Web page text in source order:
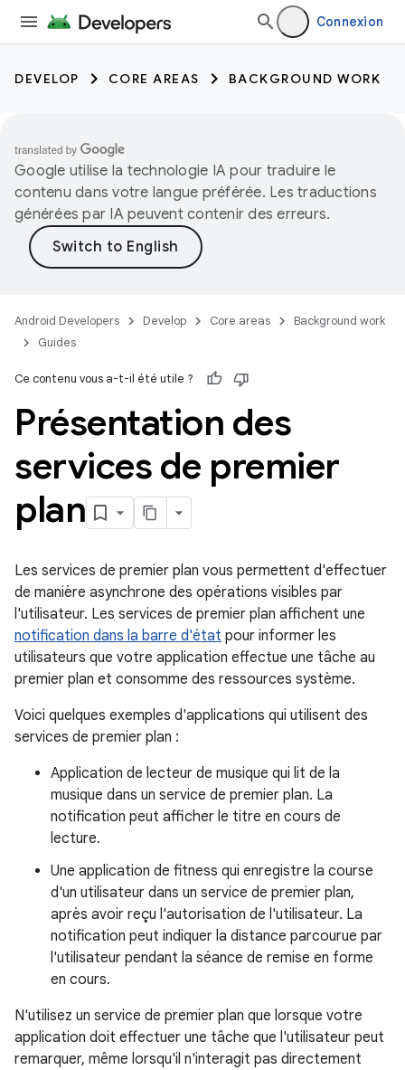
Connexion
DEVELOP CORE AREAS BACKGROUND WORK
Google utilise la technologie IA pour traduire le
contenu dans votre langue préférée. Les traductions
générées par IA peuvent contenir des erreurs.
Android Developers Develop Core areas
Background work
Guides
Ce contenu vous a-t-il été utile ?
Présentation des
services de premier
plan
Les services de premier plan vous permettent d'effectuer
de manière asynchrone des opérations visibles par
l'utilisateur. Les services de premier plan affichent une
notification dans la barre d'état pour informer les
utilisateurs que votre application effectue une tâche au
premier plan et consomme des ressources système.
Voici quelques exemples d'applications qui utilisent des
services de premier plan :
Application de lecteur de musique qui lit de la
musique dans un service de premier plan. La
notification peut afficher le titre en cours de
lecture.
Une application de fitness qui enregistre la course
d'un utilisateur dans un service de premier plan,
après avoir reçu l'autorisation de l'utilisateur. La
notification peut indiquer la distance parcourue par
l'utilisateur pendant la séance de remise en forme
en cours.
N'utilisez un service de premier plan que lorsque votre
application doit effectuer une tâche que l'utilisateur peut
remarquer, même lorsqu'il n'interagit pas directement